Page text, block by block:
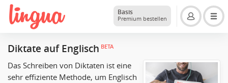
Basis
Premium bestellen
Diktate auf Englisch BETA
Das Schreiben von Diktaten ist eine
sehr effiziente Methode, um Englisch